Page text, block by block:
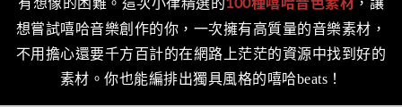
想嘗試嘻哈音樂創作的你，一次擁有高質量的音樂素材，
不用擔心還要千方百計的在網路上茫茫的資源中找到好的
素材。你也能編排出獨具風格的嘻哈beats！